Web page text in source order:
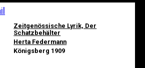
Zeitgenössische Lyrik, Der
Schatzbehälter
Herta Federmann
Königsberg 1909